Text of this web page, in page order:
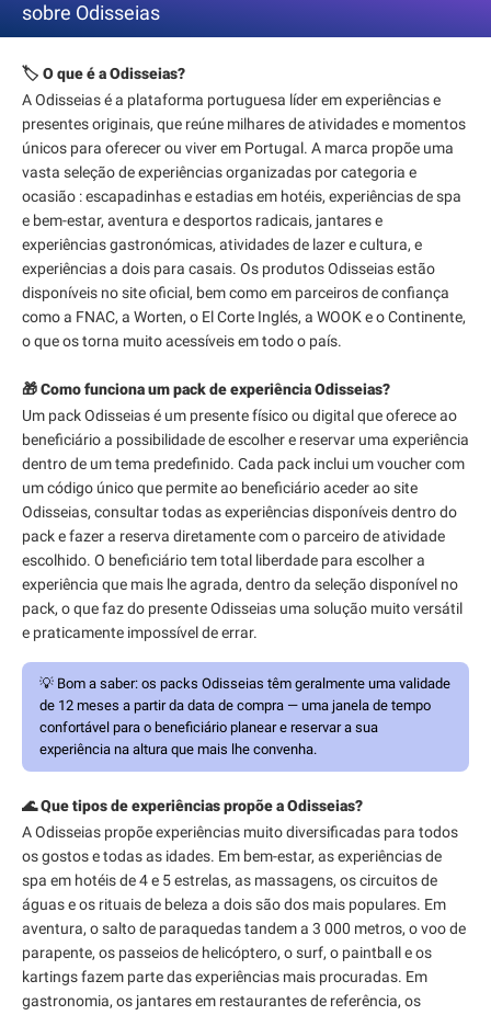
sobre Odisseias
🏷️ O que é a Odisseias?
A Odisseias é a plataforma portuguesa líder em experiências e
presentes originais, que reúne milhares de atividades e momentos
únicos para oferecer ou viver em Portugal. A marca propõe uma
vasta seleção de experiências organizadas por categoria e
ocasião : escapadinhas e estadias em hotéis, experiências de spa
e bem-estar, aventura e desportos radicais, jantares e
experiências gastronómicas, atividades de lazer e cultura, e
experiências a dois para casais. Os produtos Odisseias estão
disponíveis no site oficial, bem como em parceiros de confiança
como a FNAC, a Worten, o El Corte Inglés, a WOOK e o Continente,
o que os torna muito acessíveis em todo o país.
🎁 Como funciona um pack de experiência Odisseias?
Um pack Odisseias é um presente físico ou digital que oferece ao
beneficiário a possibilidade de escolher e reservar uma experiência
dentro de um tema predefinido. Cada pack inclui um voucher com
um código único que permite ao beneficiário aceder ao site
Odisseias, consultar todas as experiências disponíveis dentro do
pack e fazer a reserva diretamente com o parceiro de atividade
escolhido. O beneficiário tem total liberdade para escolher a
experiência que mais lhe agrada, dentro da seleção disponível no
pack, o que faz do presente Odisseias uma solução muito versátil
e praticamente impossível de errar.
💡 Bom a saber: os packs Odisseias têm geralmente uma validade
de 12 meses a partir da data de compra — uma janela de tempo
confortável para o beneficiário planear e reservar a sua
experiência na altura que mais lhe convenha.
🌊 Que tipos de experiências propõe a Odisseias?
A Odisseias propõe experiências muito diversificadas para todos
os gostos e todas as idades. Em bem-estar, as experiências de
spa em hotéis de 4 e 5 estrelas, as massagens, os circuitos de
águas e os rituais de beleza a dois são dos mais populares. Em
aventura, o salto de paraquedas tandem a 3 000 metros, o voo de
parapente, os passeios de helicóptero, o surf, o paintball e os
kartings fazem parte das experiências mais procuradas. Em
gastronomia, os jantares em restaurantes de referência, os